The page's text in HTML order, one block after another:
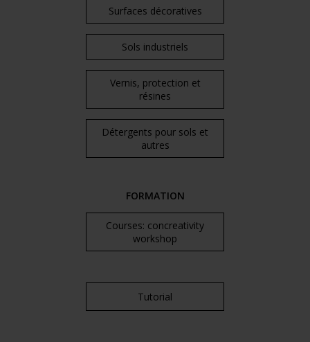
Surfaces décoratives
Sols industriels
Vernis, protection et
résines
Détergents pour sols et
autres
FORMATION
Courses: concreativity
workshop
Tutorial